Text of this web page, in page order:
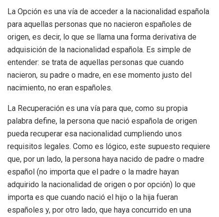
La Opción es una vía de acceder a la nacionalidad española
para aquellas personas que no nacieron españoles de
origen, es decir, lo que se llama una forma derivativa de
adquisición de la nacionalidad española. Es simple de
entender: se trata de aquellas personas que cuando
nacieron, su padre o madre, en ese momento justo del
nacimiento, no eran españoles.
La Recuperación es una vía para que, como su propia
palabra define, la persona que nació española de origen
pueda recuperar esa nacionalidad cumpliendo unos
requisitos legales. Como es lógico, este supuesto requiere
que, por un lado, la persona haya nacido de padre o madre
español (no importa que el padre o la madre hayan
adquirido la nacionalidad de origen o por opción) lo que
importa es que cuando nació el hijo o la hija fueran
españoles y, por otro lado, que haya concurrido en una